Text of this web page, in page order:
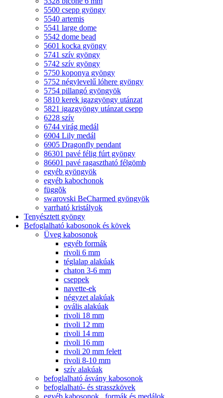
5500 csepp gyöngy
5540 artemis
5541 large dome
5542 dome bead
5601 kocka gyöngy
5741 szív gyöngy
5742 szív gyöngy
5750 koponya gyöngy
5752 négylevelű lóhere gyöngy
5754 pillangó gyöngyök
5810 kerek igazgyöngy utánzat
5821 igazgyöngy utánzat csepp
6228 szív
6744 virág medál
6904 Lily medál
6905 Dragonfly pendant
86301 pavé félig fúrt gyöngy
86601 pavé ragasztható félgömb
egyéb gyöngyök
egyéb kabochonok
függõk
swarovski BeCharmed gyöngyök
varrható kristályok
Tenyésztett gyöngy
Befoglalható kabosonok és kövek
Üveg kabosonok
egyéb formák
rivoli 6 mm
téglalap alakúak
chaton 3-6 mm
cseppek
navette-ek
négyzet alakúak
ovális alakúak
rivoli 18 mm
rivoli 12 mm
rivoli 14 mm
rivoli 16 mm
rivoli 20 mm felett
rivoli 8-10 mm
szív alakúak
befoglalható ásvány kabosonok
befoglalható- és strasszkövek